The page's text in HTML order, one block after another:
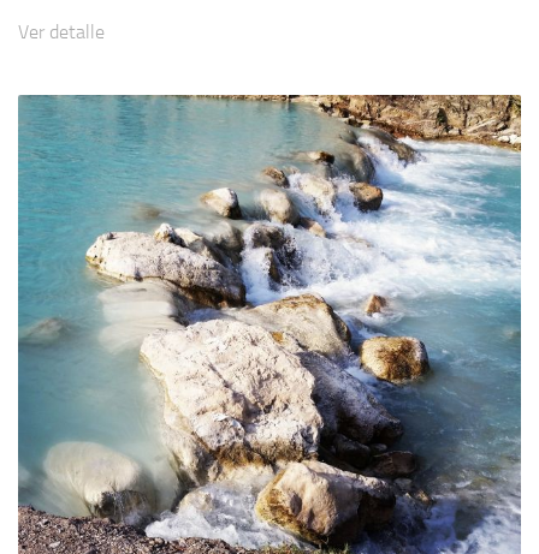
Ver detalle